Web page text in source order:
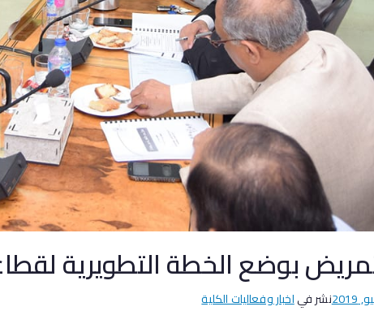
بوضع الخطة التطويرية
نشر فياخبار وفعاليات الكلية